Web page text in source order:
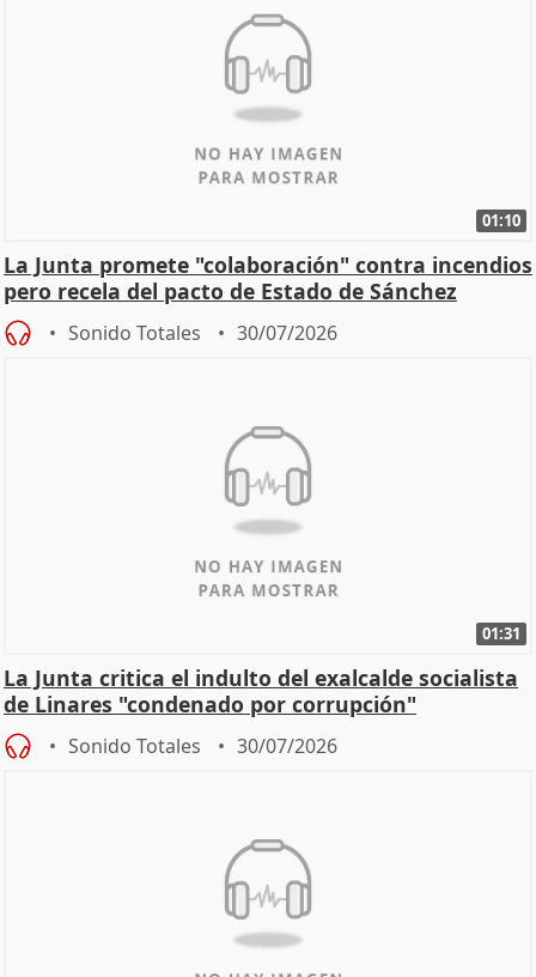
01:10
La Junta promete "colaboración" contra incendios
pero recela del pacto de Estado de Sánchez
Sonido Totales 30/07/2026
01:31
La Junta critica el indulto del exalcalde socialista
de Linares "condenado por corrupción"
Sonido Totales 30/07/2026